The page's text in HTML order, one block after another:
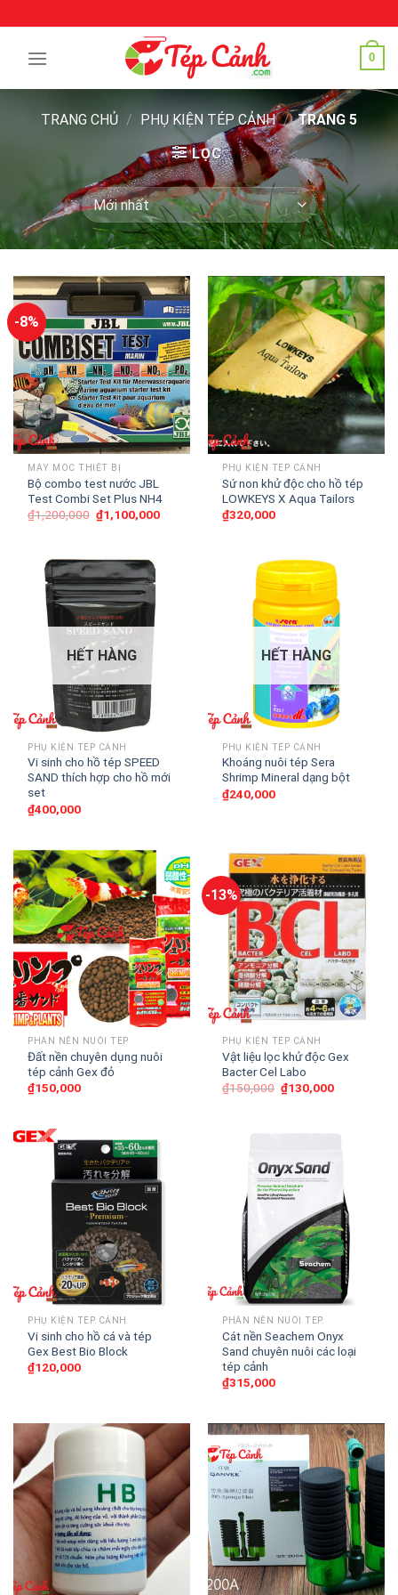
to
content
0
TRANG CHỦ / PHỤ KIỆN TÉP CẢNH / TRANG 5
LỌC
-8%
MÁY MÓC THIẾT BỊ
Bộ combo test nước JBL
Test Combi Set Plus NH4
₫1,200,000 ₫1,100,000
PHỤ KIỆN TÉP CẢNH
Sứ non khử độc cho hồ tép
LOWKEYS X Aqua Tailors
₫320,000
HẾT HÀNG
PHỤ KIỆN TÉP CẢNH
Vi sinh cho hồ tép SPEED
SAND thích hợp cho hồ mới
set
₫400,000
HẾT HÀNG
PHỤ KIỆN TÉP CẢNH
Khoáng nuôi tép Sera
Shrimp Mineral dạng bột
₫240,000
PHÂN NỀN NUÔI TÉP
Đất nền chuyên dụng nuôi
tép cảnh Gex đỏ
₫150,000
-13%
PHỤ KIỆN TÉP CẢNH
Vật liệu lọc khử độc Gex
Bacter Cel Labo
₫150,000 ₫130,000
PHỤ KIỆN TÉP CẢNH
Vi sinh cho hồ cá và tép
Gex Best Bio Block
₫120,000
PHÂN NỀN NUÔI TÉP
Cát nền Seachem Onyx
Sand chuyên nuôi các loại
tép cảnh
₫315,000